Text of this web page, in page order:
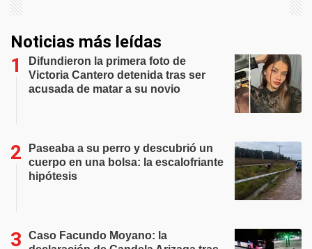
Noticias más leídas
Difundieron la primera foto de
Victoria Cantero detenida tras ser
acusada de matar a su novio
Paseaba a su perro y descubrió un
cuerpo en una bolsa: la escalofriante
hipótesis
Caso Facundo Moyano: la